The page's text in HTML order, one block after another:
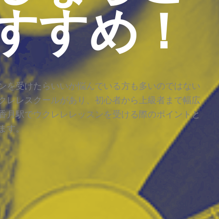
すめ！
を受けたらいいか悩んでいる方も多いのではない
レレスクールがあり、初心者から上級者まで幅広
月駅でウクレレレッスンを受ける際のポイントと
す。